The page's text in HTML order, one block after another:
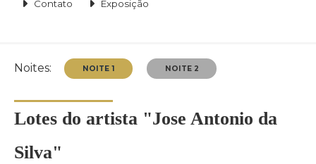
Contato Exposição
Noites:
Lotes do artista "Jose Antonio da
Silva"